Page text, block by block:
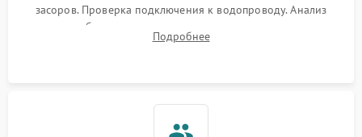
засоров. Проверка подключения к водопроводу. Анализ
жалоб на отсутствие слива, нагрева, вращения
разбрызгивателей или срабатывание системы защиты
Подробнее